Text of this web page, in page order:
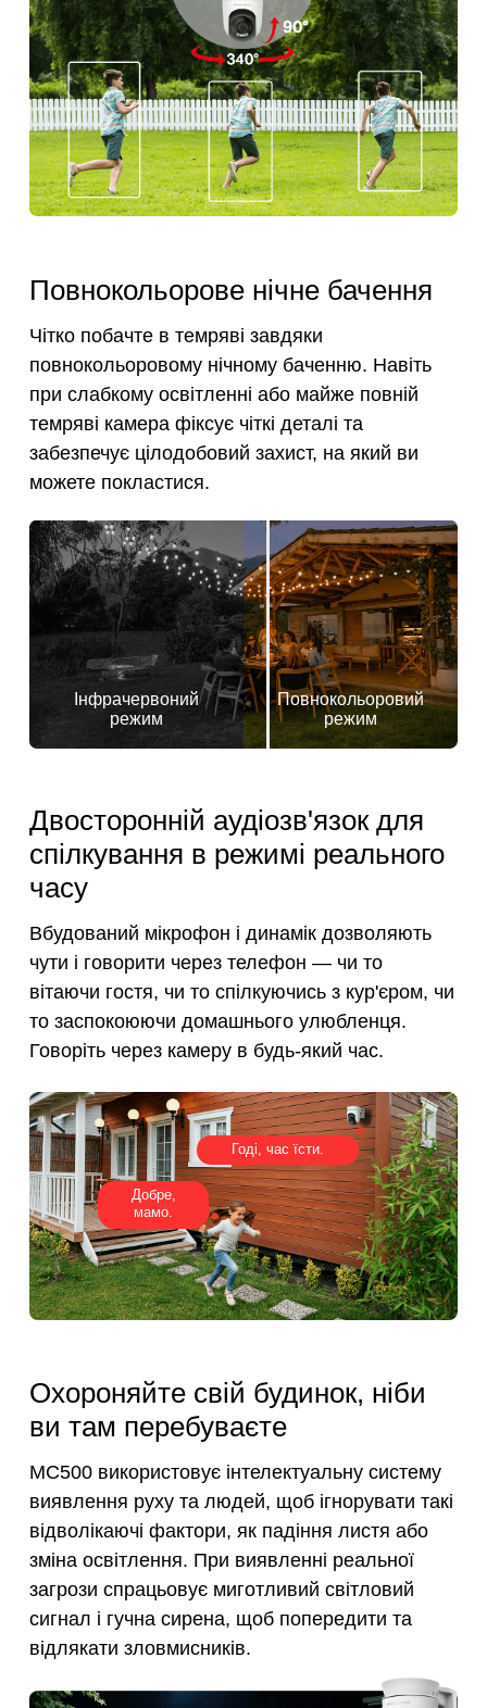
Повнокольорове нічне бачення
Чітко побачте в темряві завдяки
повнокольоровому нічному баченню. Навіть
при слабкому освітленні або майже повній
темряві камера фіксує чіткі деталі та
забезпечує цілодобовий захист, на який ви
можете покластися.
Інфрачервоний
режим
Повнокольоровий
режим
Двосторонній аудіозв'язок для
спілкування в режимі реального
часу
Вбудований мікрофон і динамік дозволяють
чути і говорити через телефон — чи то
вітаючи гостя, чи то спілкуючись з кур'єром, чи
то заспокоюючи домашнього улюбленця.
Говоріть через камеру в будь-який час.
Годі, час їсти.
Добре,
мамо.
Охороняйте свій будинок, ніби
ви там перебуваєте
MC500 використовує інтелектуальну систему
виявлення руху та людей, щоб ігнорувати такі
відволікаючі фактори, як падіння листя або
зміна освітлення. При виявленні реальної
загрози спрацьовує миготливий світловий
сигнал і гучна сирена, щоб попередити та
відлякати зловмисників.